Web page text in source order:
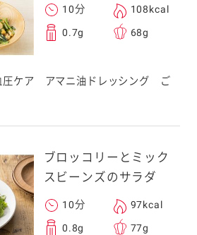
10分 108kcal
0.7g 68g
圧ケア アマニ油ドレッシング ご
ブロッコリーとミック
スビーンズのサラダ
10分 97kcal
0.8g 77g